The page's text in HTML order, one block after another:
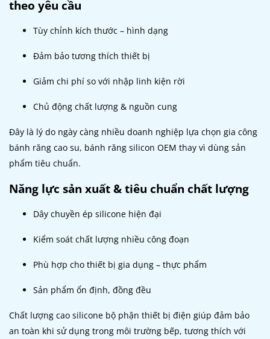
theo yêu cầu
Tùy chỉnh kích thước – hình dạng
Đảm bảo tương thích thiết bị
Giảm chi phí so với nhập linh kiện rời
Chủ động chất lượng & nguồn cung
Đây là lý do ngày càng nhiều doanh nghiệp lựa chọn gia công
bánh răng cao su, bánh răng silicon OEM thay vì dùng sản
phẩm tiêu chuẩn.
Năng lực sản xuất & tiêu chuẩn chất lượng
Dây chuyền ép silicone hiện đại
Kiểm soát chất lượng nhiều công đoạn
Phù hợp cho thiết bị gia dụng – thực phẩm
Sản phẩm ổn định, đồng đều
Chất lượng cao silicone bộ phận thiết bị điện giúp đảm bảo
an toàn khi sử dụng trong môi trường bếp, tương thích với